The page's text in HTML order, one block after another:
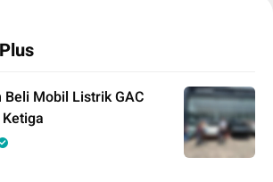
Mobil Listrik GAC